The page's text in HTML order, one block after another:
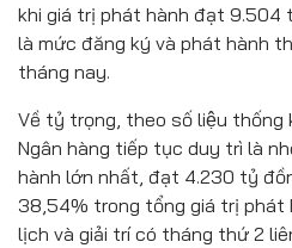
khi giá trị phát hành đạt 9.504
là mức đăng ký và phát hành
tháng nay.
Về tỷ trọng, theo số liệu thống
Ngân hàng tiếp tục duy trì là
hành lớn nhất, đạt 4.230 tỷ
38,54% trong tổng giá trị phát
lịch và giải trí có tháng thứ 2